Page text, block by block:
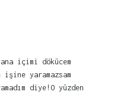
içimi dökücem
işine yaramazsam
diye!O yüzden